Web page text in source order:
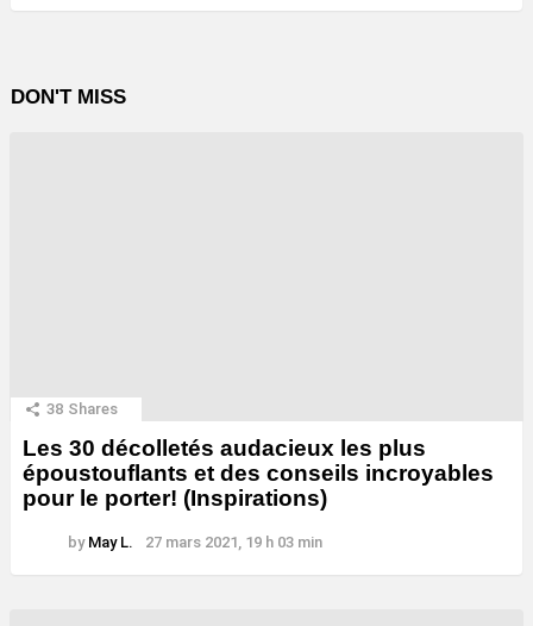
DON'T MISS
38 Shares
Les 30 décolletés audacieux les plus
époustouflants et des conseils incroyables
pour le porter! (Inspirations)
by May L. 27 mars 2021, 19 h 03 min